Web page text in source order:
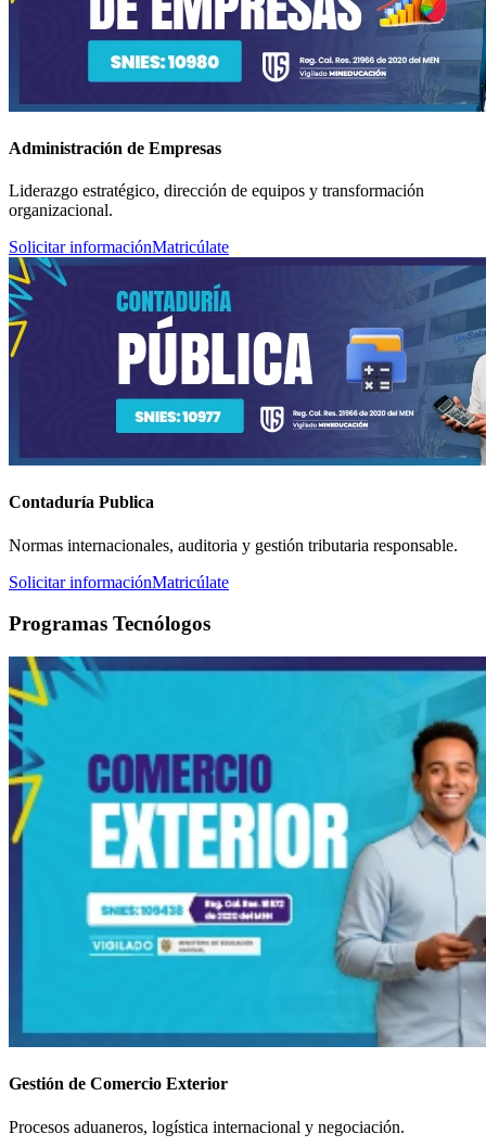
Administración de Empresas
Liderazgo estratégico, dirección de equipos y transformación
organizacional.
Solicitar informaciónMatricúlate
Contaduría Publica
Normas internacionales, auditoria y gestión tributaria responsable.
Solicitar informaciónMatricúlate
Programas Tecnólogos
Gestión de Comercio Exterior
Procesos aduaneros, logística internacional y negociación.